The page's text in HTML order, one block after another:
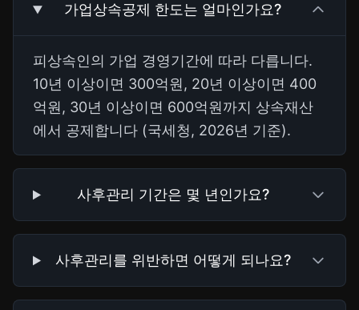
가업상속공제 한도는 얼마인가요?
피상속인의 가업 경영기간에 따라 다릅니다.
10년 이상이면 300억원, 20년 이상이면 400
억원, 30년 이상이면 600억원까지 상속재산
에서 공제합니다 (국세청, 2026년 기준).
사후관리 기간은 몇 년인가요?
사후관리를 위반하면 어떻게 되나요?